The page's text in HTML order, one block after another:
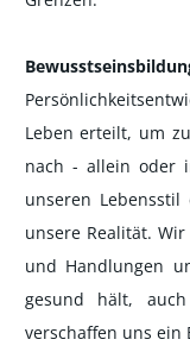
Leben erteilt, um
nach - allein oder
unseren
unsere Realität.
und Handlungen
gesund hält,
verschaffen uns ein